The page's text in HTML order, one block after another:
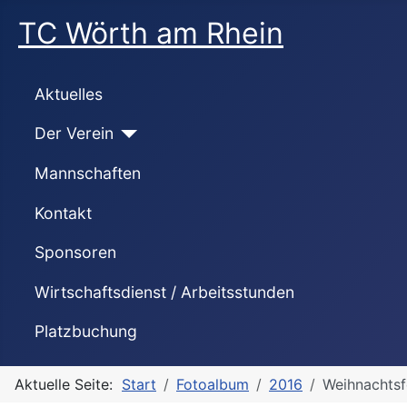
TC Wörth am Rhein
Aktuelles
Der Verein
Mannschaften
Kontakt
Sponsoren
Wirtschaftsdienst / Arbeitsstunden
Platzbuchung
Aktuelle Seite: Start Fotoalbum 2016